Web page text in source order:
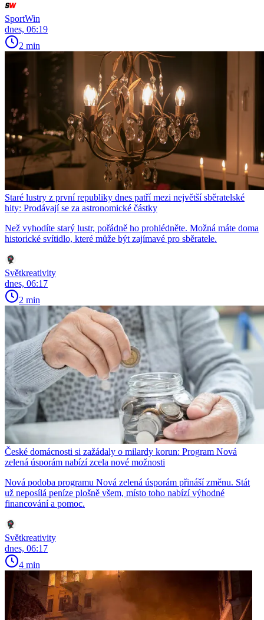
SportWin
dnes, 06:19
2 min
Staré lustry z první republiky dnes patří mezi největší sběratelské
hity: Prodávají se za astronomické částky
Než vyhodíte starý lustr, pořádně ho prohlédněte. Možná máte doma
historické svítidlo, které může být zajímavé pro sběratele.
Světkreativity
dnes, 06:17
2 min
České domácnosti si zažádaly o milardy korun: Program Nová
zelená úsporám nabízí zcela nové možnosti
Nová podoba programu Nová zelená úsporám přináší změnu. Stát
už neposílá peníze plošně všem, místo toho nabízí výhodné
financování a pomoc.
Světkreativity
dnes, 06:17
4 min